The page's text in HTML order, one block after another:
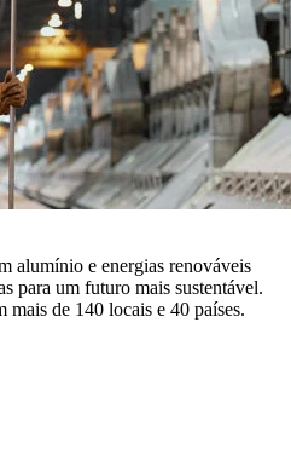
alumínio e energias renováveis
para um futuro mais sustentável.
mais de 140 locais e 40 países.